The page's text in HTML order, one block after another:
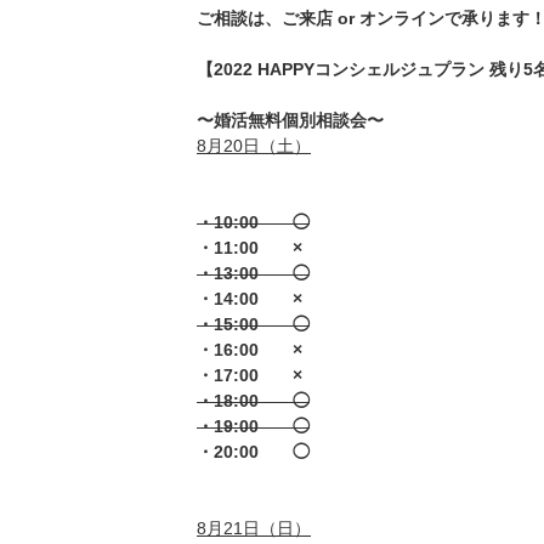
ご相談は、ご来店 or オンラインで承ります！
【2022 HAPPYコンシェルジュプラン 残り5
〜婚活無料個別相談会〜
8月20日（土）
・10:00 ◯
・11:00 ×
・13:00 ◯
・14:00 ×
・15:00 ◯
・16:00 ×
・17:00 ×
・18:00 ◯
・19:00 ◯
・20:00 ◯
8月21日（日）